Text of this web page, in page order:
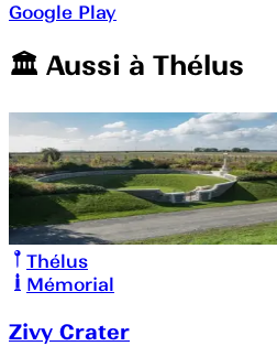
Google Play
🏛️️ Aussi à Thélus
Thélus
Mémorial
Zivy Crater